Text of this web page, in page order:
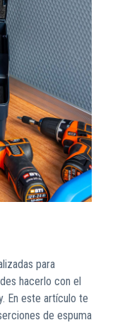
para
hacerlo con el
En este artículo te
de espuma